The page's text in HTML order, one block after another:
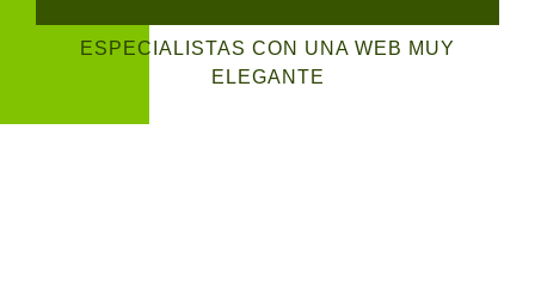
ESPECIALISTAS CON UNA WEB MUY
ELEGANTE